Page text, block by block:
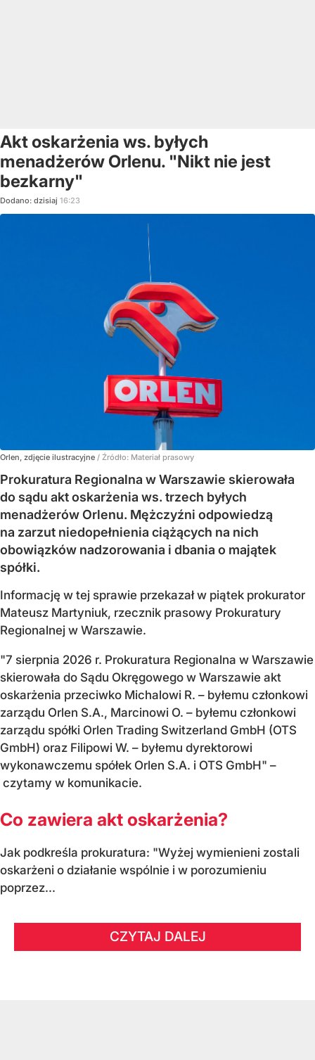
Akt oskarżenia ws. byłych
menadżerów Orlenu. "Nikt nie jest
bezkarny"
Dodano: dzisiaj 16:23
Orlen, zdjęcie ilustracyjne / Źródło: Materiał prasowy
Prokuratura Regionalna w Warszawie skierowała
do sądu akt oskarżenia ws. trzech byłych
menadżerów Orlenu. Mężczyźni odpowiedzą
na zarzut niedopełnienia ciążących na nich
obowiązków nadzorowania i dbania o majątek
spółki.
Informację w tej sprawie przekazał w piątek prokurator
Mateusz Martyniuk, rzecznik prasowy Prokuratury
Regionalnej w Warszawie.
"7 sierpnia 2026 r. Prokuratura Regionalna w Warszawie
skierowała do Sądu Okręgowego w Warszawie akt
oskarżenia przeciwko Michalowi R. – byłemu członkowi
zarządu Orlen S.A., Marcinowi O. – byłemu członkowi
zarządu spółki Orlen Trading Switzerland GmbH (OTS
GmbH) oraz Filipowi W. – byłemu dyrektorowi
wykonawczemu spółek Orlen S.A. i OTS GmbH" –
czytamy w komunikacie.
Co zawiera akt oskarżenia?
Jak podkreśla prokuratura: "Wyżej wymienieni zostali
oskarżeni o działanie wspólnie i w porozumieniu
poprzez...
CZYTAJ DALEJ